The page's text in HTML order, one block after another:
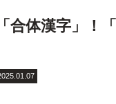
合体漢字」！